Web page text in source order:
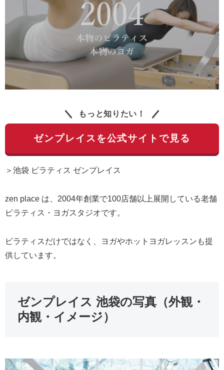
もっと知りたい！
ゼンプレイスを公式サイトで見る
＞池袋 ピラティス ゼンプレイス
zen place は、2004年創業で100店舗以上展開している老舗
ピラティス・ヨガスタジオです。
ピラティスだけではなく、ヨガやホットヨガレッスンも提
供しています。
ゼンプレイス 池袋の写真（外観・
内観・イメージ）